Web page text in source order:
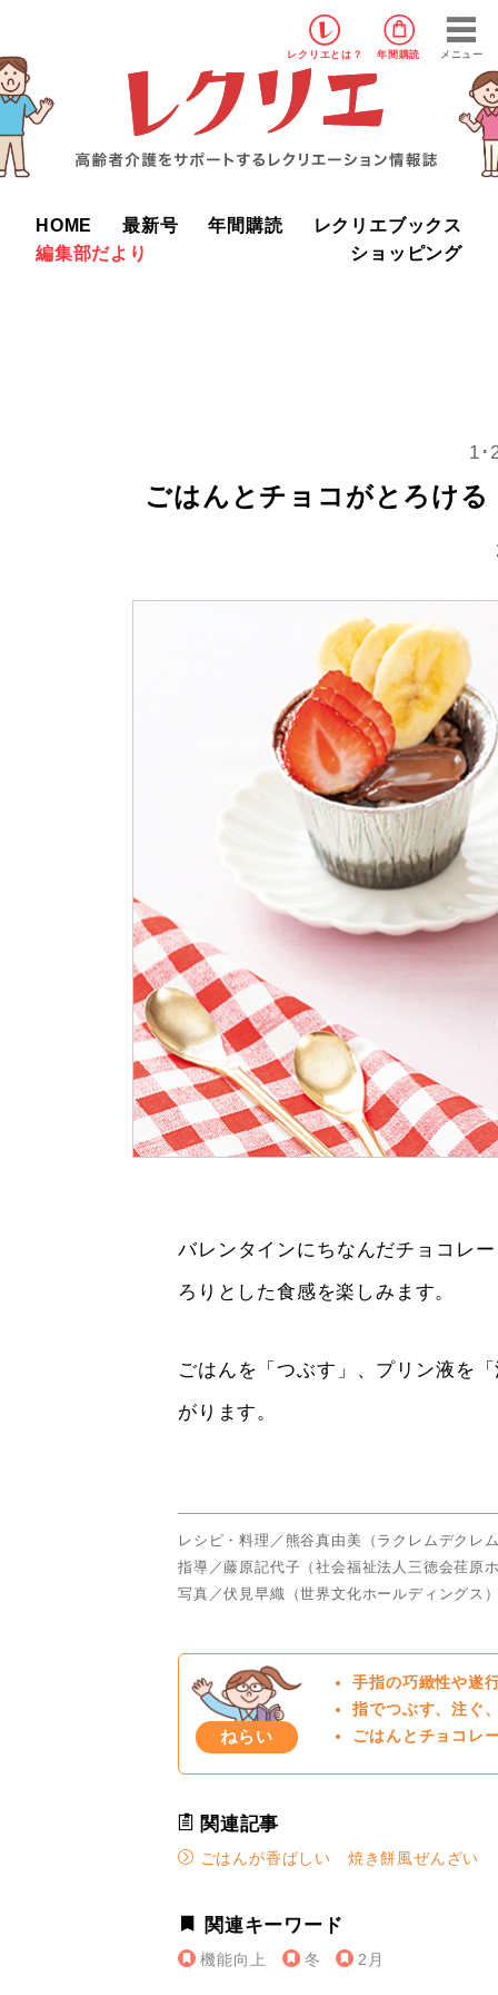
レクリエ とは？ 年間購読 メニュー
HOME 最新号 年間購読
レクリエブックス
編集部だより
ショッピング
1･
ごはんとチョコがとろけ
バレンタインにちなんだチョコレ
ろりとした食感を楽しみます。
ごはんを「つぶす」、プリン液を
がります。
レシピ・料理／熊谷真由美（ラクレムデクレ
指導／藤原記代子（社会福祉法人三徳会荏原
写真／伏見早織（世界文化ホールディングス
ねらい
手指の巧緻性や遂
指でつぶす、注ぐ
ごはんとチョコレ
関連記事
ごはんが香ばしい 焼き餅風ぜんざい
関連キーワード
機能向上 冬 2月